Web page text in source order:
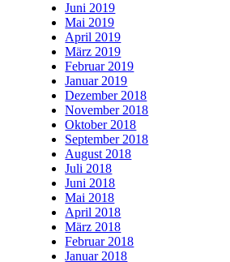
Juni 2019
Mai 2019
April 2019
März 2019
Februar 2019
Januar 2019
Dezember 2018
November 2018
Oktober 2018
September 2018
August 2018
Juli 2018
Juni 2018
Mai 2018
April 2018
März 2018
Februar 2018
Januar 2018